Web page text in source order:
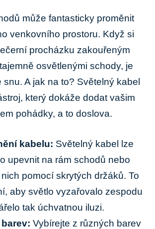
může fantasticky proměnit
venkovního prostoru. Když si
procházku zakouřeným
osvětlenými schody, je
snu. A jak na to? Světelný kabel
který dokáže dodat vašim
pohádky, a to doslova.
kabelu: Světelný kabel lze
upevnit na rám schodů nebo
pomocí skrytých držáků. To
aby světlo vyzařovalo zespodu
tak úchvatnou iluzi.
Vybírejte z různých barev